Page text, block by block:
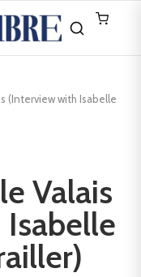
(Interview with Isabelle
Valais